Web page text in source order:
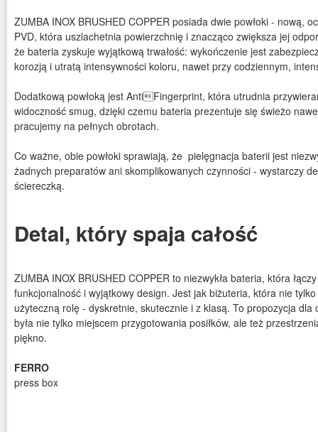
ZUMBA INOX BRUSHED COPPER posiada dwie powłoki - nową,
PVD, która uszlachetnia powierzchnię i znacząco zwiększa jej
że bateria zyskuje wyjątkową trwałość: wykończenie jest
korozją i utratą intensywności koloru, nawet przy codziennym,
Dodatkową powłoką jest AntiFingerprint, która utrudnia
widoczność smug, dzięki czemu bateria prezentuje się świeżo
pracujemy na pełnych obrotach.
Co ważne, obie powłoki sprawiają, że pielęgnacja baterii jest
żadnych preparatów ani skomplikowanych czynności - wystarczy
ściereczką.
Detal, który spaja całość
ZUMBA INOX BRUSHED COPPER to niezwykła bateria, która
funkcjonalność i wyjątkowy design. Jest jak biżuteria, która nie
użyteczną rolę - dyskretnie, skutecznie i z klasą. To propozycja
była nie tylko miejscem przygotowania posiłków, ale też
piękno.
FERRO
press box